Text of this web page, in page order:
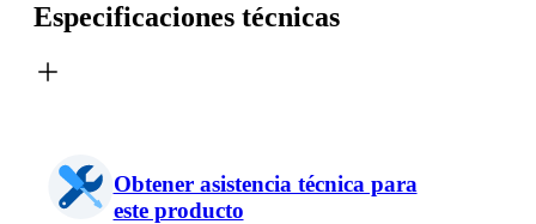
Especificaciones técnicas
Obtener asistencia técnica para
este producto